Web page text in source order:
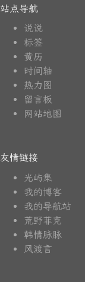
站点导航
说说
标签
黄历
时间轴
热力图
留言板
网站地图
友情链接
光屿集
我的博客
我的导航站
荒野菲克
韩情脉脉
风渡言